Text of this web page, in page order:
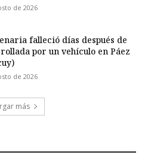
de 2026
falleció días después de
por un vehículo en Páez
de 2026
más